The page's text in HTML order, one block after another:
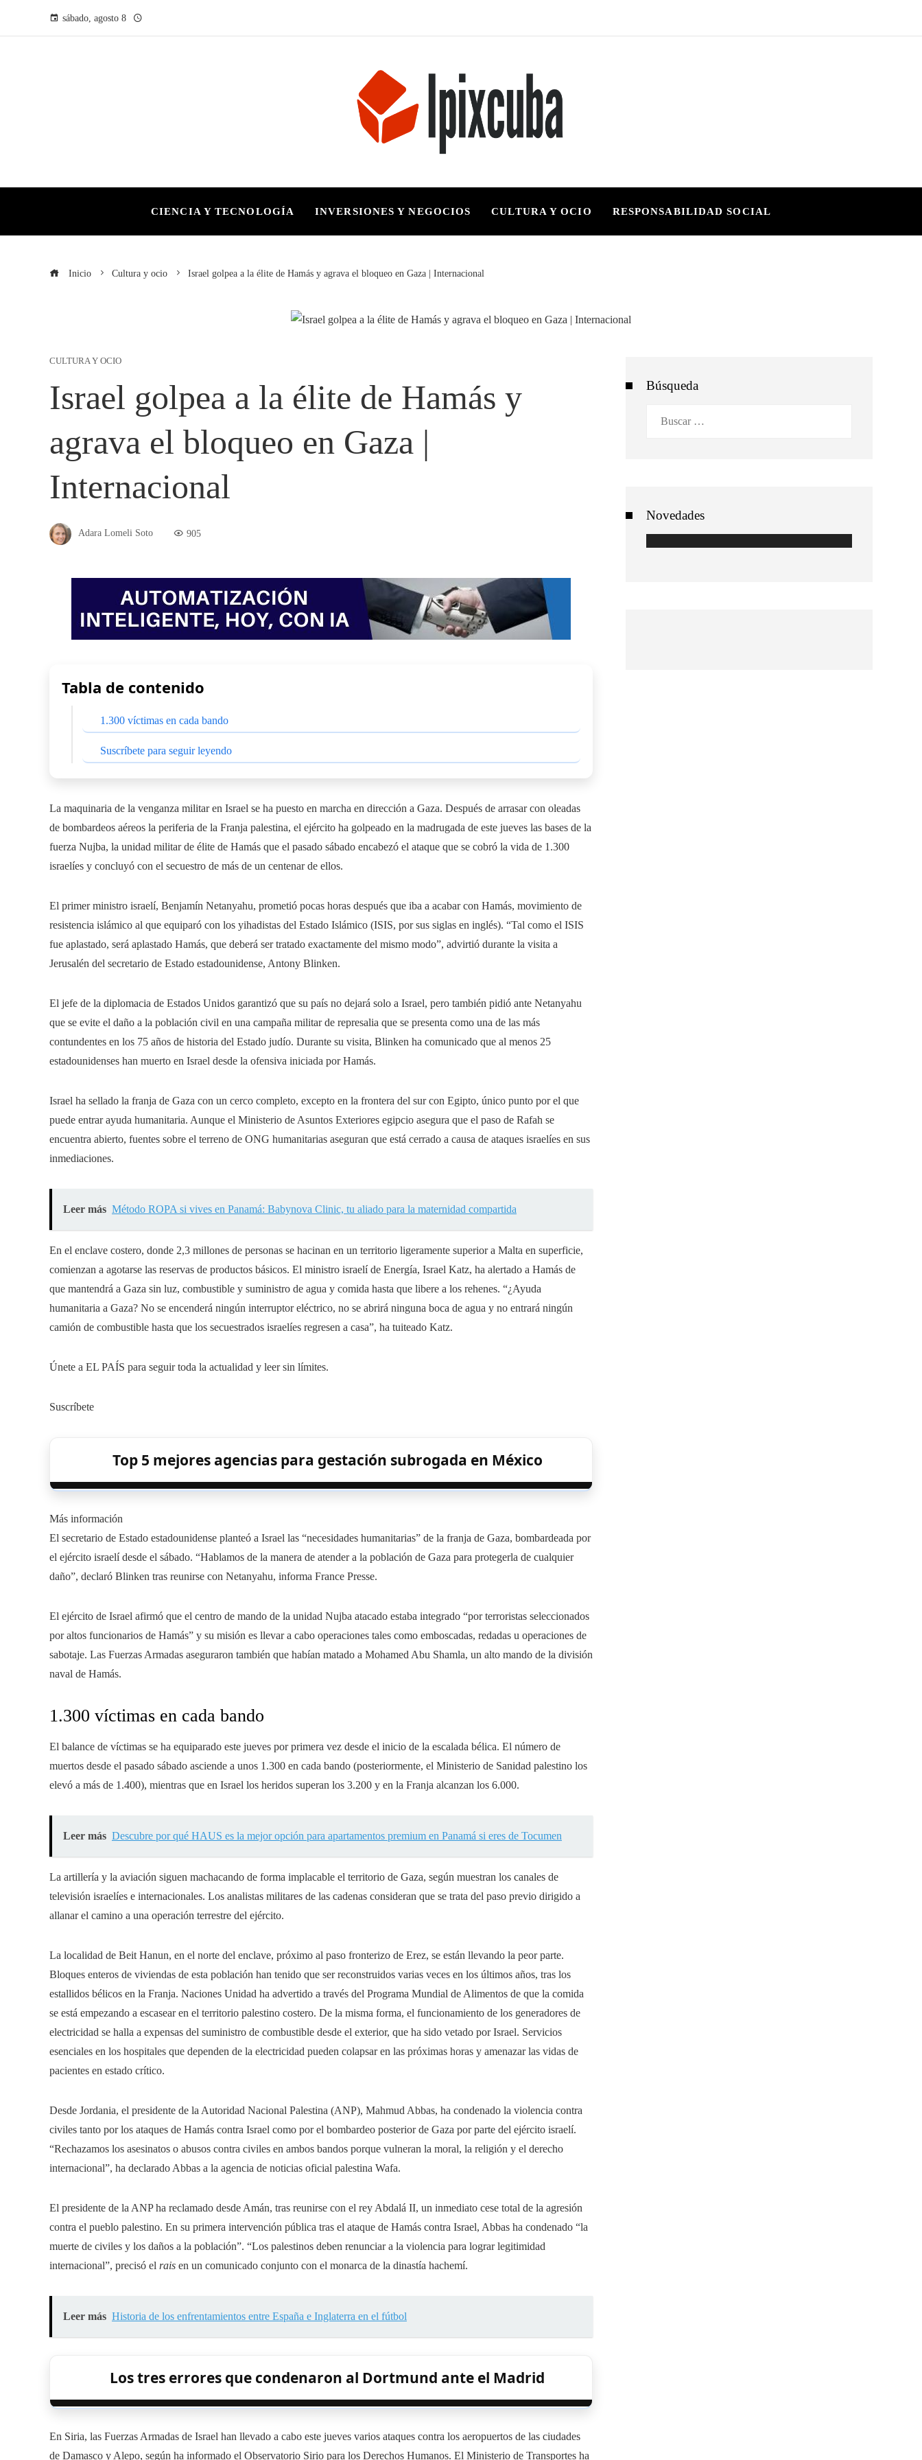
sábado, agosto 8
CIENCIA Y TECNOLOGÍA INVERSIONES Y NEGOCIOS CULTURA Y OCIO RESPONSABILIDAD SOCIAL
Inicio Cultura y ocio Israel golpea a la élite de Hamás y agrava el bloqueo en Gaza | Internacional
CULTURA Y OCIO
Israel golpea a la élite de Hamás y
agrava el bloqueo en Gaza |
Internacional
Adara Lomeli Soto 905
Tabla de contenido
1.300 víctimas en cada bando
Suscríbete para seguir leyendo
La maquinaria de la venganza militar en Israel se ha puesto en marcha en dirección a Gaza. Después de arrasar con oleadas
de bombardeos aéreos la periferia de la Franja palestina, el ejército ha golpeado en la madrugada de este jueves las bases de la
fuerza Nujba, la unidad militar de élite de Hamás que el pasado sábado encabezó el ataque que se cobró la vida de 1.300
israelíes y concluyó con el secuestro de más de un centenar de ellos.
El primer ministro israelí, Benjamín Netanyahu, prometió pocas horas después que iba a acabar con Hamás, movimiento de
resistencia islámico al que equiparó con los yihadistas del Estado Islámico (ISIS, por sus siglas en inglés). “Tal como el ISIS
fue aplastado, será aplastado Hamás, que deberá ser tratado exactamente del mismo modo”, advirtió durante la visita a
Jerusalén del secretario de Estado estadounidense, Antony Blinken.
El jefe de la diplomacia de Estados Unidos garantizó que su país no dejará solo a Israel, pero también pidió ante Netanyahu
que se evite el daño a la población civil en una campaña militar de represalia que se presenta como una de las más
contundentes en los 75 años de historia del Estado judío. Durante su visita, Blinken ha comunicado que al menos 25
estadounidenses han muerto en Israel desde la ofensiva iniciada por Hamás.
Israel ha sellado la franja de Gaza con un cerco completo, excepto en la frontera del sur con Egipto, único punto por el que
puede entrar ayuda humanitaria. Aunque el Ministerio de Asuntos Exteriores egipcio asegura que el paso de Rafah se
encuentra abierto, fuentes sobre el terreno de ONG humanitarias aseguran que está cerrado a causa de ataques israelíes en sus
inmediaciones.
Leer más Método ROPA si vives en Panamá: Babynova Clinic, tu aliado para la maternidad compartida
En el enclave costero, donde 2,3 millones de personas se hacinan en un territorio ligeramente superior a Malta en superficie,
comienzan a agotarse las reservas de productos básicos. El ministro israelí de Energía, Israel Katz, ha alertado a Hamás de
que mantendrá a Gaza sin luz, combustible y suministro de agua y comida hasta que libere a los rehenes. “¿Ayuda
humanitaria a Gaza? No se encenderá ningún interruptor eléctrico, no se abrirá ninguna boca de agua y no entrará ningún
camión de combustible hasta que los secuestrados israelíes regresen a casa”, ha tuiteado Katz.
Únete a EL PAÍS para seguir toda la actualidad y leer sin límites.
Suscríbete
Top 5 mejores agencias para gestación subrogada en México
Más información
El secretario de Estado estadounidense planteó a Israel las “necesidades humanitarias” de la franja de Gaza, bombardeada por
el ejército israelí desde el sábado. “Hablamos de la manera de atender a la población de Gaza para protegerla de cualquier
daño”, declaró Blinken tras reunirse con Netanyahu, informa France Presse.
El ejército de Israel afirmó que el centro de mando de la unidad Nujba atacado estaba integrado “por terroristas seleccionados
por altos funcionarios de Hamás” y su misión es llevar a cabo operaciones tales como emboscadas, redadas u operaciones de
sabotaje. Las Fuerzas Armadas aseguraron también que habían matado a Mohamed Abu Shamla, un alto mando de la división
naval de Hamás.
1.300 víctimas en cada bando
El balance de víctimas se ha equiparado este jueves por primera vez desde el inicio de la escalada bélica. El número de
muertos desde el pasado sábado asciende a unos 1.300 en cada bando (posteriormente, el Ministerio de Sanidad palestino los
elevó a más de 1.400), mientras que en Israel los heridos superan los 3.200 y en la Franja alcanzan los 6.000.
Leer más Descubre por qué HAUS es la mejor opción para apartamentos premium en Panamá si eres de Tocumen
La artillería y la aviación siguen machacando de forma implacable el territorio de Gaza, según muestran los canales de
televisión israelíes e internacionales. Los analistas militares de las cadenas consideran que se trata del paso previo dirigido a
allanar el camino a una operación terrestre del ejército.
La localidad de Beit Hanun, en el norte del enclave, próximo al paso fronterizo de Erez, se están llevando la peor parte.
Bloques enteros de viviendas de esta población han tenido que ser reconstruidos varias veces en los últimos años, tras los
estallidos bélicos en la Franja. Naciones Unidad ha advertido a través del Programa Mundial de Alimentos de que la comida
se está empezando a escasear en el territorio palestino costero. De la misma forma, el funcionamiento de los generadores de
electricidad se halla a expensas del suministro de combustible desde el exterior, que ha sido vetado por Israel. Servicios
esenciales en los hospitales que dependen de la electricidad pueden colapsar en las próximas horas y amenazar las vidas de
pacientes en estado crítico.
Desde Jordania, el presidente de la Autoridad Nacional Palestina (ANP), Mahmud Abbas, ha condenado la violencia contra
civiles tanto por los ataques de Hamás contra Israel como por el bombardeo posterior de Gaza por parte del ejército israelí.
“Rechazamos los asesinatos o abusos contra civiles en ambos bandos porque vulneran la moral, la religión y el derecho
internacional”, ha declarado Abbas a la agencia de noticias oficial palestina Wafa.
El presidente de la ANP ha reclamado desde Amán, tras reunirse con el rey Abdalá II, un inmediato cese total de la agresión
contra el pueblo palestino. En su primera intervención pública tras el ataque de Hamás contra Israel, Abbas ha condenado “la
muerte de civiles y los daños a la población”. “Los palestinos deben renunciar a la violencia para lograr legitimidad
internacional”, precisó el rais en un comunicado conjunto con el monarca de la dinastía hachemí.
Leer más Historia de los enfrentamientos entre España e Inglaterra en el fútbol
Los tres errores que condenaron al Dortmund ante el Madrid
En Siria, las Fuerzas Armadas de Israel han llevado a cabo este jueves varios ataques contra los aeropuertos de las ciudades
de Damasco y Alepo, según ha informado el Observatorio Sirio para los Derechos Humanos. El Ministerio de Transportes ha
Búsqueda
Novedades